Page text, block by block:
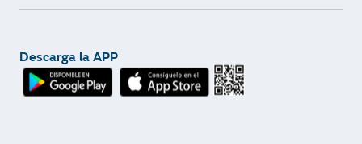
Descarga la APP